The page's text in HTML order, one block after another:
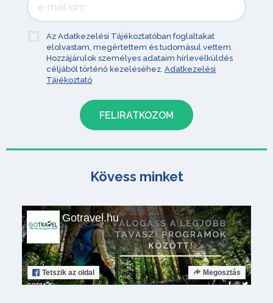
Az Adatkezelési Tájékoztatóban foglaltakat
elolvastam, megértettem és tudomásul vettem.
Hozzájárulok személyes adataim hírlevélküldés
céljából történő kezeléséhez. Adatkezelési
Tájékoztató
Kövess minket
Gotravel.hu
Tetszik az oldal Megosztás